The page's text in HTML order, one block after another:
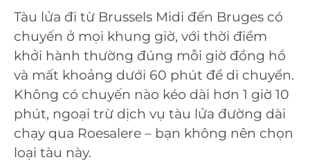
Tàu lửa đi từ Brussels Midi đến Bruges có
chuyến ở mọi khung giờ, với thời điểm
khởi hành thường đúng mỗi giờ đồng hồ
và mất khoảng dưới 60 phút để di chuyển.
Không có chuyến nào kéo dài hơn 1 giờ 10
phút, ngoại trừ dịch vụ tàu lửa đường dài
chạy qua Roesalere – bạn không nên chọn
loại tàu này.